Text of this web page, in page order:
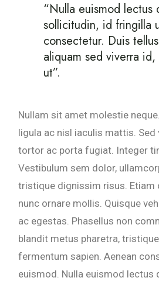
“Nulla euismod lectus
sollicitudin, id fringilla
consectetur. Duis
aliquam sed viverra
ut”.
Nullam sit amet molestie
ligula ac nisl iaculis mattis. Sed
tortor ac porta fugiat. Integer
Vestibulum sem dolor,
tristique dignissim risus.
nunc ornare mollis. Quisque
ac egestas. Phasellus non
blandit metus pharetra,
fermentum sapien. Aenean
euismod. Nulla euismod lectus